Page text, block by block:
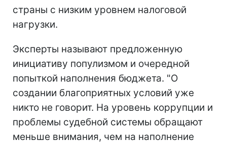
страны с низким уровнем налоговой
нагрузки.
Эксперты называют предложенную
инициативу популизмом и очередной
попыткой наполнения бюджета. "О
создании благоприятных условий уже
никто не говорит. На уровень коррупции и
проблемы судебной системы обращают
меньше внимания, чем на наполнение